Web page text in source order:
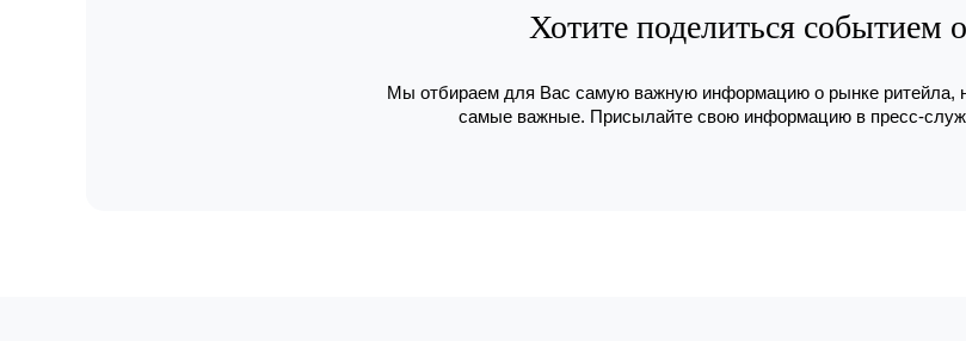
Хотите поделиться событием
Мы отбираем для Вас самую важную информацию о рынке ритейла,
самые важные. Присылайте свою информацию в пресс-